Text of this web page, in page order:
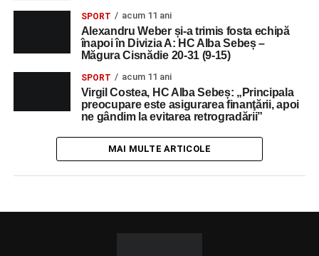
SPORT acum 11 ani
Alexandru Weber și-a trimis fosta echipă
înapoi în Divizia A: HC Alba Sebeș –
Măgura Cisnădie 20-31 (9-15)
SPORT acum 11 ani
Virgil Costea, HC Alba Sebeș: „Principala
preocupare este asigurarea finanţării, apoi
ne gândim la evitarea retrogradării”
MAI MULTE ARTICOLE